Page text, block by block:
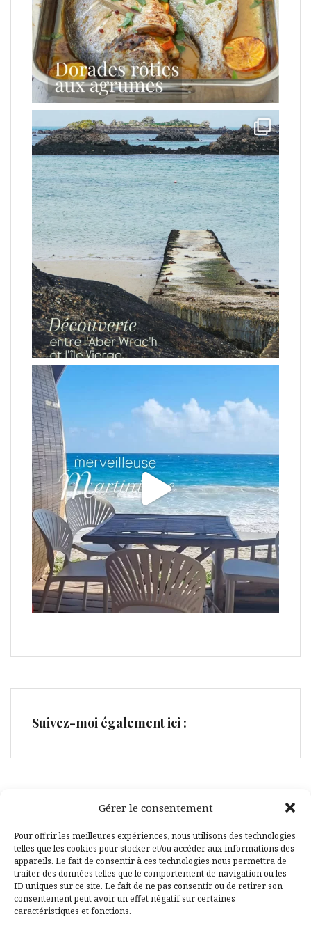
Gérer le consentement
Pour offrir les meilleures expériences, nous utilisons des technologies
telles que les cookies pour stocker et/ou accéder aux informations des
appareils. Le fait de consentir à ces technologies nous permettra de
traiter des données telles que le comportement de navigation ou les
ID uniques sur ce site. Le fait de ne pas consentir ou de retirer son
consentement peut avoir un effet négatif sur certaines
caractéristiques et fonctions.
Suivez-moi également ici :
Facebook
Pinterest